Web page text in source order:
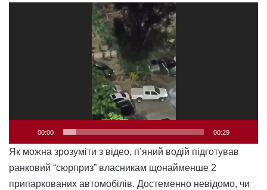
00:00 00:29
Як можна зрозуміти з відео, п’яний водій підготував
ранковий “сюрприз” власникам щонайменше 2
припаркованих автомобілів. Достеменно невідомо, чи